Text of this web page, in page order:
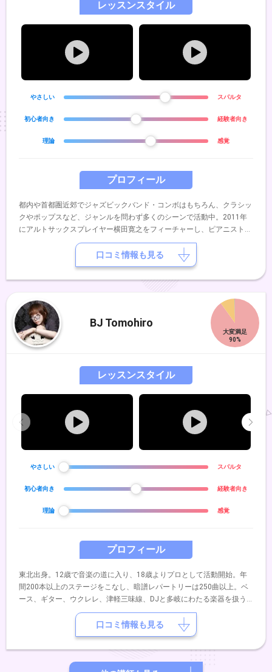
プロフィール
都内や首都圏近郊でジャズビックバンド・コンボはもちろん、クラシッ
クやポップスなど、ジャンルを問わず多くのシーンで活動中。2011年
にアルトサックスプレイヤー横田寛之をフィーチャーし、ピアニスト増
田実裕、ドラマー岡部朋幸とともに初の全国発売アルバムを発売。作曲
レッスンスタイル
やさしい スパルタ
初心者向き 経験者向き
理論 感覚
口コミ情報も見る
BJ Tomohiro
プロフィール
東北出身。12歳で音楽の道に入り、18歳よりプロとして活動開始。年
間200本以上のステージをこなし、暗譜レパートリーは250曲以上。ベ
ース、ギター、ウクレレ、津軽三味線、DJと多岐にわたる楽器を扱う
マルチプレイヤーとして、洋楽から邦楽、ジャズから民謡まで幅広いジ
ャンルを横断してきた。その豊富な経験を活かし、現在は講師活動をメ
インに、初心者からプロ志向まで一人ひとりに寄り添ったレッスンを展
開している。
レッスンスタイル
やさしい スパルタ
初心者向き 経験者向き
理論 感覚
口コミ情報も見る